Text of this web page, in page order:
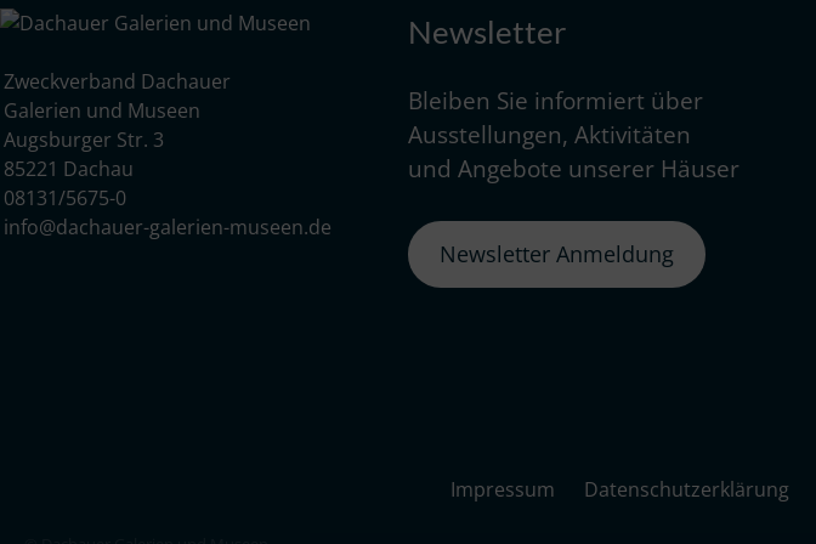
Zweckverband Dachauer
Galerien und Museen
Augsburger Str. 3
85221 Dachau
08131/5675-0
info@dachauer-galerien-museen.de
Newsletter
Bleiben Sie informiert über
Ausstellungen, Aktivitäten
und Angebote unserer Häuser
Newsletter Anmeldung
Impressum Datenschutzerklärung